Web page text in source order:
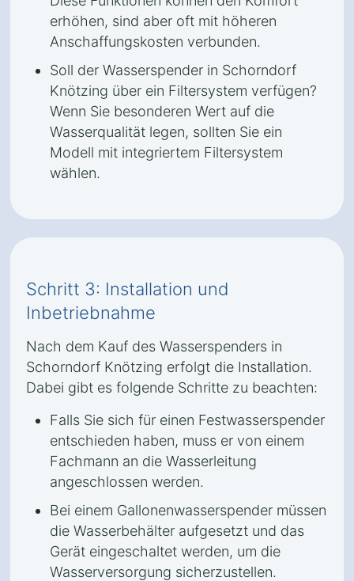
erhöhen, sind aber oft mit höheren
Anschaffungskosten verbunden.
Soll der Wasserspender in Schorndorf
Knötzing über ein Filtersystem verfügen?
Wenn Sie besonderen Wert auf die
Wasserqualität legen, sollten Sie ein
Modell mit integriertem Filtersystem
wählen.
Schritt 3: Installation und
Inbetriebnahme
Nach dem Kauf des Wasserspenders in
Schorndorf Knötzing erfolgt die Installation.
Dabei gibt es folgende Schritte zu beachten:
Falls Sie sich für einen Festwasserspender
entschieden haben, muss er von einem
Fachmann an die Wasserleitung
angeschlossen werden.
Bei einem Gallonenwasserspender müssen
die Wasserbehälter aufgesetzt und das
Gerät eingeschaltet werden, um die
Wasserversorgung sicherzustellen.